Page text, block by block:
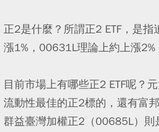
正2是什麼？所謂正2 ETF，是
漲1%，00631L理論上約上漲2%
目前市場上有哪些正2 ETF呢？
流動性最佳的正2標的，還有富
群益臺灣加權正2（00685L）則